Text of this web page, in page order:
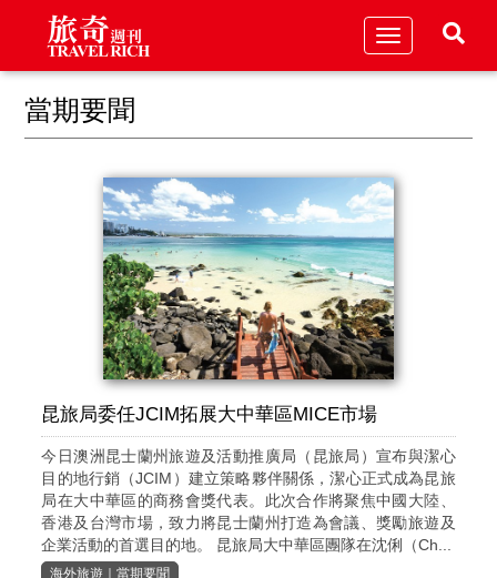
Toggle
當期要聞
昆旅局委任JCIM拓展大中華區MICE市場
今日澳洲昆士蘭州旅遊及活動推廣局（昆旅局）宣布與潔心
目的地行銷（JCIM）建立策略夥伴關係，潔心正式成為昆旅
局在大中華區的商務會獎代表。此次合作將聚焦中國大陸、
香港及台灣市場，致力將昆士蘭州打造為會議、獎勵旅遊及
企業活動的首選目的地。 昆旅局大中華區團隊在沈俐（Ch...
海外旅遊 ｜當期要聞